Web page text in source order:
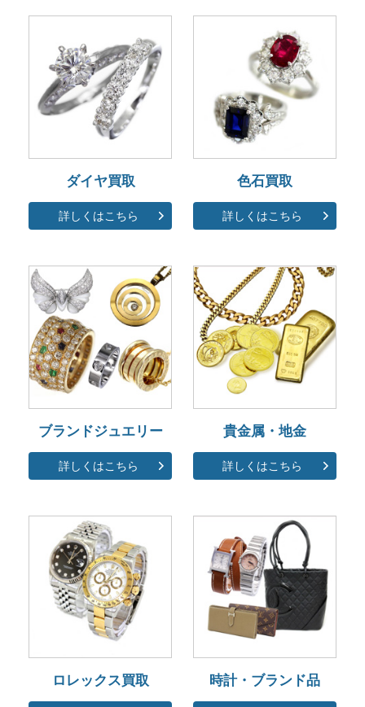
ダイヤ買取
詳しくはこちら
色石買取
詳しくはこちら
ブランドジュエリー
詳しくはこちら
貴金属・地金
詳しくはこちら
ロレックス買取 時計・ブランド品